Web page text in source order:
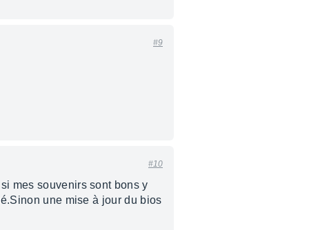
#9
#10
mes souvenirs sont bons y
une mise à jour du bios